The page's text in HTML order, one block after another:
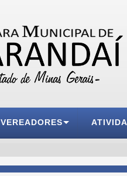
VEREADORES